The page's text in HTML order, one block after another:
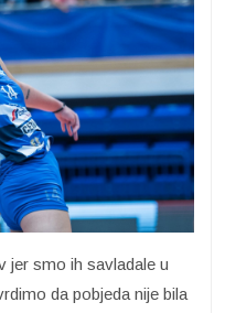
jer smo ih savladale u
da pobjeda nije bila